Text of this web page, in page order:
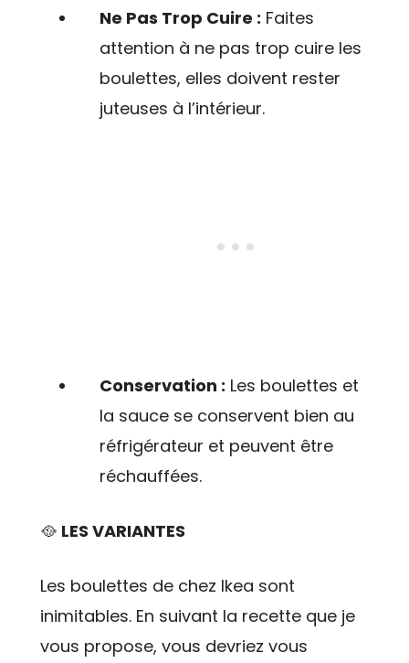
Ne Pas Trop Cuire : Faites
attention à ne pas trop cuire les
boulettes, elles doivent rester
juteuses à l’intérieur.
Conservation : Les boulettes et
la sauce se conservent bien au
réfrigérateur et peuvent être
réchauffées.
🥘 LES VARIANTES
Les boulettes de chez Ikea sont
inimitables. En suivant la recette que je
vous propose, vous devriez vous